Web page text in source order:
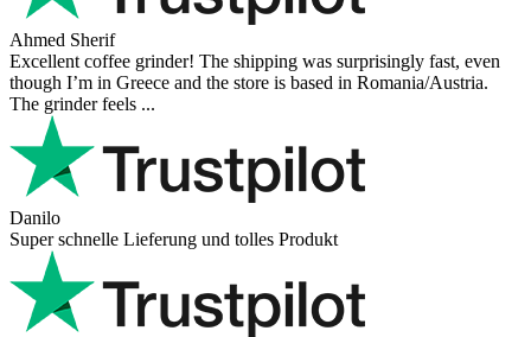
Ahmed Sherif
Excellent coffee grinder! The shipping was surprisingly fast, even
though I’m in Greece and the store is based in Romania/Austria.
The grinder feels ...
Danilo
Super schnelle Lieferung und tolles Produkt